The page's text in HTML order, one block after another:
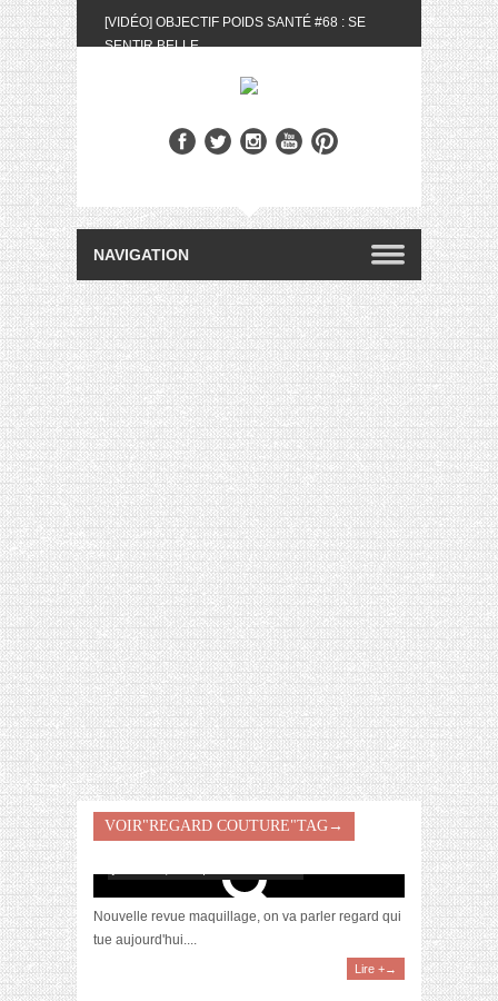
[VIDÉO] OBJECTIF POIDS SANTÉ #68 : SE
SENTIR BELLE
BIOTYFULL BOX DU MOIS DE MAI 2024 FEAT.
[VIDÉO] QUITOQUE #10 : MEAL PREP &
CONVIVIALITÉ
[VIDÉO] UNBOXING : LES MY LITTLE &
BIOTYFULL BOX DU MOIS D’AVRIL 2024
FEAT. AKILA
[VIDÉO] OBJECTIF POIDS SANTÉ #67 : L’AVIS
DES AUTRES, CE N’EST QUE LA VIE DES
AUTRES
[VIDÉO] UNBOXING : LES MY LITTLE &
BIOTYFULL BOX DES MOIS DE FÉVRIER ET
MARS 2024 FEAT. AKILA
[VIDÉO] LA SÉLECTION DU MOIS
#JANVIER2024
[VIDÉO] HELLOFRESH #34 : IDÉES
RECETTES RISOTTO
VOIR"REGARD COUTURE"TAG→
[Revue] La palette Regard Couture de Dior
Nouvelle revue maquillage, on va parler regard qui
tue aujourd'hui....
Lire +→